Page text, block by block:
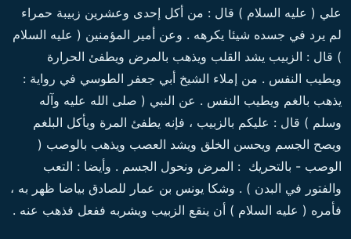
علي ( عليه السلام ) قال : من أكل إحدى وعشرين زبيبة حمراء
لم يرد في جسده شيئا يكرهه . وعن أمير المؤمنين ( عليه السلام
) قال : الزبيب يشد القلب ويذهب بالمرض ويطفئ الحرارة
ويطيب النفس . من إملاء الشيخ أبي جعفر الطوسي في رواية :
يذهب بالغم ويطيب النفس . عن النبي ( صلى الله عليه وآله
وسلم ) قال : عليكم بالزبيب ، فإنه يطفئ المرة ويأكل البلغم
ويصح الجسم ويحسن الخلق ويشد العصب ويذهب بالوصب (
الوصب - بالتحريك : المرض ونحول الجسم . وأيضا : التعب
والفتور في البدن ) . وشكا يونس بن عمار للصادق بياضا ظهر به ،
فأمره ( عليه السلام ) أن ينقع الزبيب ويشربه ففعل فذهب عنه .